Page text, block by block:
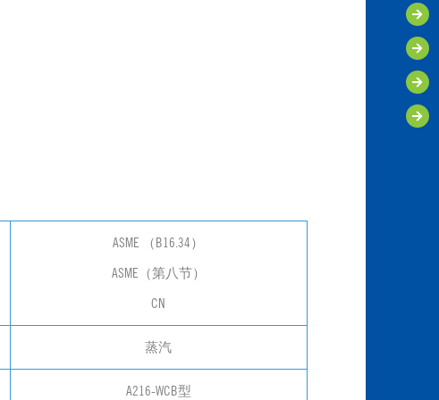
ASME （B16.34）
ASME（第八节）
CN
蒸汽
A216-WCB型